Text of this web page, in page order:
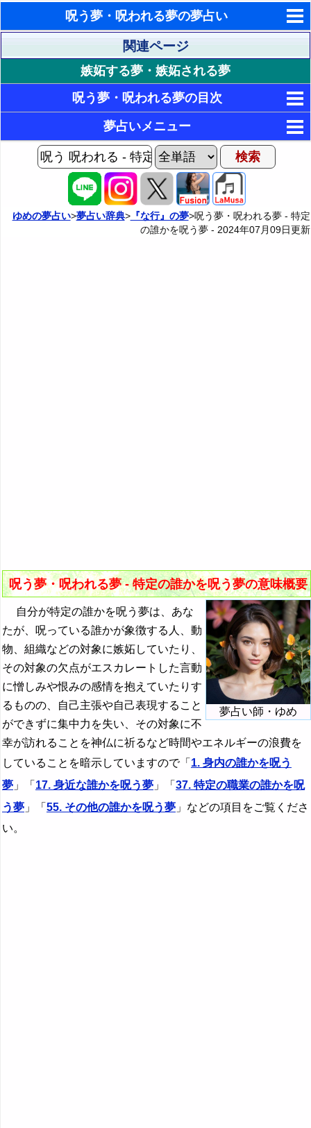
呪う夢・呪われる夢の夢占い
東洋・西洋占星術
ホラリー占星術
手相占いで未来診断
タロットカードで無料占い
命名の姓名判断
飛星派風水で住宅開運
男と女の心理学と心理テスト
関連ページ
嫉妬する夢・嫉妬される夢
呪う夢・呪われる夢の目次
1. 身内の誰かを呪う夢
2. 父親を呪う夢
3. 母親を呪う夢
4. 祖父を呪う夢
17. 身近な誰かを呪う夢
18. 同僚を呪う夢
19. 先輩を呪う夢
33. 片思いの人を呪う夢
34. 元彼を呪う夢
35. 元カノを呪う夢
36. 友達を呪う夢
37. 特定の職業の誰かを呪う夢
38. 先生を呪う夢
52. 船乗りを呪う夢
54. パイロットを呪う夢
55. その他の誰かを呪う夢
69. ストーカーを呪う夢
71. 目のない人を呪う夢
72. 黒い影を呪う夢
1P: 呪う夢・呪われる夢Home
夢占いメニュー
AIゆめの夢占いチャット
夢占い掲示板
『な行』の夢
・・・
乗る夢・乗り物の夢の夢占い
呪う夢・呪われる夢の夢占い
・・・
『は』から始まる夢
『ひ』から始まる夢
『ふ～ほ』の夢
『ま行』の夢
『や行』の夢
ゆめの夢占い>夢占い辞典>『な行』の夢>呪う夢・呪われる夢 - 特定
の誰かを呪う夢 - 2024年07月09日更新
呪う夢・呪われる夢 - 特定の誰かを呪う夢の意味概要
夢占い師・ゆめ
自分が特定の誰かを呪う夢は、あな
たが、呪っている誰かが象徴する人、動
物、組織などの対象に嫉妬していたり、
その対象の欠点がエスカレートした言動
に憎しみや恨みの感情を抱えていたりす
るものの、自己主張や自己表現すること
ができずに集中力を失い、その対象に不
幸が訪れることを神仏に祈るなど時間やエネルギーの浪費を
していることを暗示していますので「 1. 身内の誰かを呪う
夢 」「 17. 身近な誰かを呪う夢 」「 37. 特定の職業の誰かを呪
う夢 」「 55. その他の誰かを呪う夢 」などの項目をご覧くださ
い。